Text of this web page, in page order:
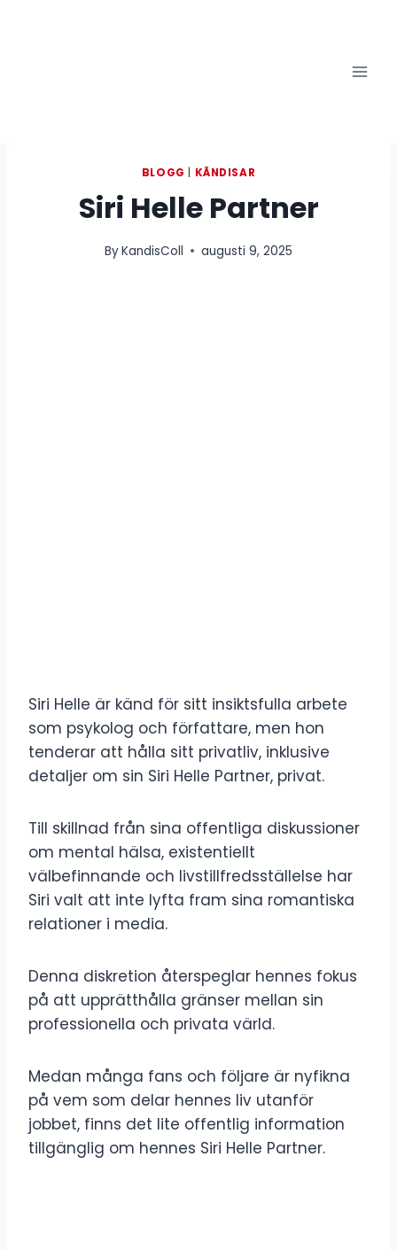
BLOGG KÄNDISAR
Siri Helle Partner
ByKandisColl augusti 9, 2025
Siri Helle är känd för sitt insiktsfulla arbete
som psykolog och författare, men hon
tenderar att hålla sitt privatliv, inklusive
detaljer om sin Siri Helle Partner, privat.
Till skillnad från sina offentliga diskussioner
om mental hälsa, existentiellt
välbefinnande och livstillfredsställelse har
Siri valt att inte lyfta fram sina romantiska
relationer i media.
Denna diskretion återspeglar hennes fokus
på att upprätthålla gränser mellan sin
professionella och privata värld.
Medan många fans och följare är nyfikna
på vem som delar hennes liv utanför
jobbet, finns det lite offentlig information
tillgänglig om hennes Siri Helle Partner.